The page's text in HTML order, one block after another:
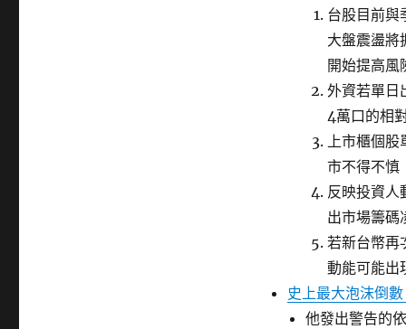
台股目前
大盤震盪將
開始提高風
外資若單日
4萬口的相
上市櫃個股
市不得不慎
反映投資人
出市場籌碼
若新台幣再
動能可能出
史上最大泡沫倒
他發出警告的